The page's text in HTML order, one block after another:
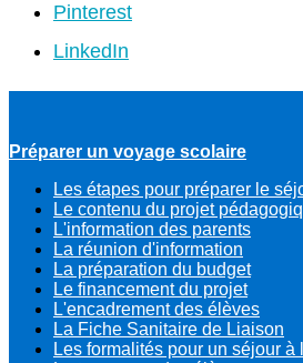
Pinterest
LinkedIn
Préparer un voyage scolaire
Les étapes pour préparer le
Le contenu du projet
L'information des parents
La réunion d'information
La préparation du budget
Le financement du projet
L'encadrement des élèves
La Fiche Sanitaire de Liaison
Les formalités pour un séjour à